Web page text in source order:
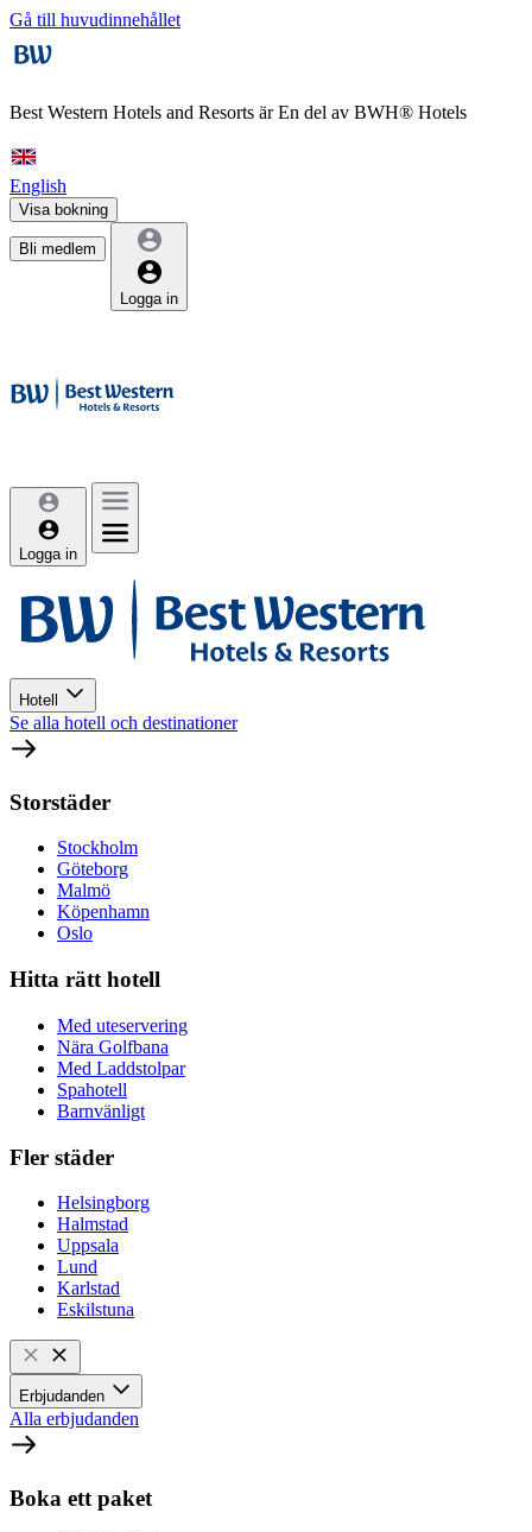
Gå till huvudinnehållet
Best Western Hotels and Resorts ärEn del av BWH® Hotels
English
Visa bokning
Bli medlem
Logga in
Logga in
Hotell
Se alla hotell och destinationer
Storstäder
Stockholm
Göteborg
Malmö
Köpenhamn
Oslo
Hitta rätt hotell
Med uteservering
Nära Golfbana
Med Laddstolpar
Spahotell
Barnvänligt
Fler städer
Helsingborg
Halmstad
Uppsala
Lund
Karlstad
Eskilstuna
Erbjudanden
Alla erbjudanden
Boka ett paket